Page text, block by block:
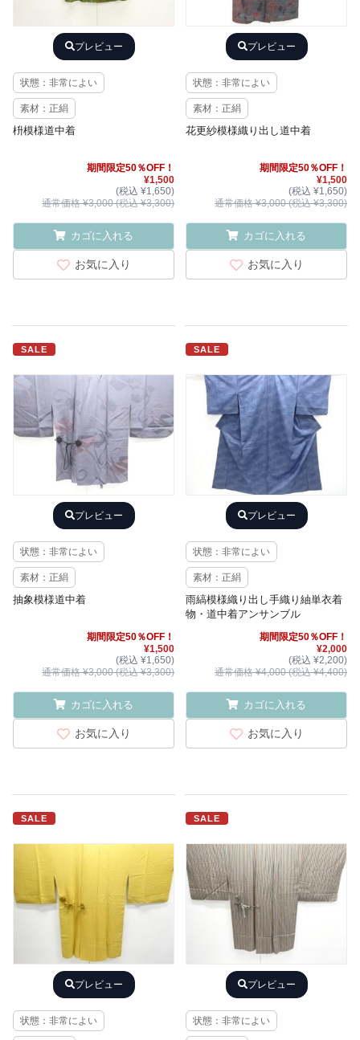
プレビュー
状態：非常によい
素材：正絹
枡模様道中着
期間限定50％OFF！
¥1,500
(税込 ¥1,650)
通常価格 ¥3,000 (税込 ¥3,300)
カゴに入れる
お気に入り
プレビュー
状態：非常によい
素材：正絹
花更紗模様織り出し道中着
期間限定50％OFF！
¥1,500
(税込 ¥1,650)
通常価格 ¥3,000 (税込 ¥3,300)
カゴに入れる
お気に入り
SALE
プレビュー
状態：非常によい
素材：正絹
抽象模様道中着
期間限定50％OFF！
¥1,500
(税込 ¥1,650)
通常価格 ¥3,000 (税込 ¥3,300)
カゴに入れる
お気に入り
SALE
プレビュー
状態：非常によい
素材：正絹
雨縞模様織り出し手織り紬単衣着
物・道中着アンサンブル
期間限定50％OFF！
¥2,000
(税込 ¥2,200)
通常価格 ¥4,000 (税込 ¥4,400)
カゴに入れる
お気に入り
SALE
プレビュー
状態：非常によい
SALE
プレビュー
状態：非常によい